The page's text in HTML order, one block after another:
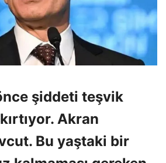
şiddeti teşvik
Akran
Bu yaştaki bir